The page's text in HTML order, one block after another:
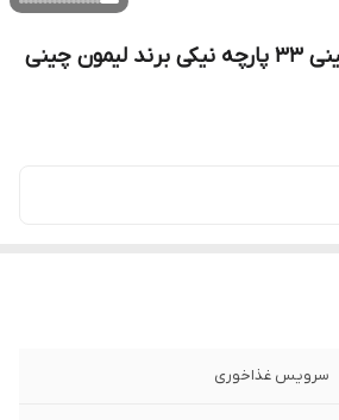
سرویس غذاخوری چینی ۳۳ پارچه نیکی برند لیمون چینی
سرویس غذاخوری